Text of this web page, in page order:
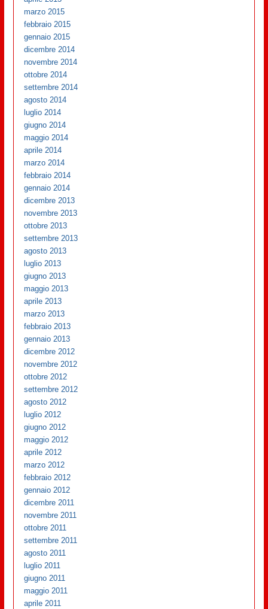
marzo 2015
febbraio 2015
gennaio 2015
dicembre 2014
novembre 2014
ottobre 2014
settembre 2014
agosto 2014
luglio 2014
giugno 2014
maggio 2014
aprile 2014
marzo 2014
febbraio 2014
gennaio 2014
dicembre 2013
novembre 2013
ottobre 2013
settembre 2013
agosto 2013
luglio 2013
giugno 2013
maggio 2013
aprile 2013
marzo 2013
febbraio 2013
gennaio 2013
dicembre 2012
novembre 2012
ottobre 2012
settembre 2012
agosto 2012
luglio 2012
giugno 2012
maggio 2012
aprile 2012
marzo 2012
febbraio 2012
gennaio 2012
dicembre 2011
novembre 2011
ottobre 2011
settembre 2011
agosto 2011
luglio 2011
giugno 2011
maggio 2011
aprile 2011